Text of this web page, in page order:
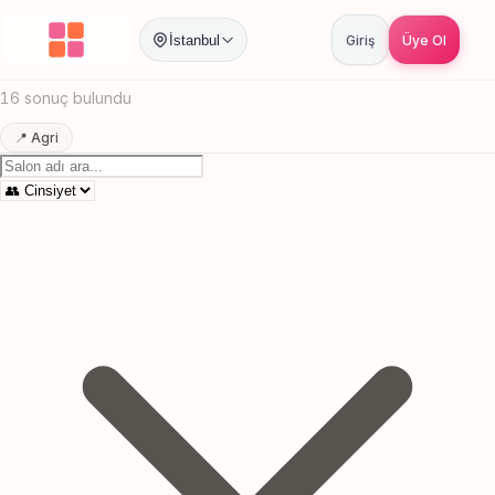
İstanbul Giriş Üye Ol
Anasayfa / Pet Kuaforu
Agri Pet Kuaforu
16 sonuç bulundu
📍 Agri
Canlı sonuçlar Online randevu